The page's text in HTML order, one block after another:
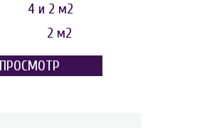
для увеличения.
и 2 м2
2 м2